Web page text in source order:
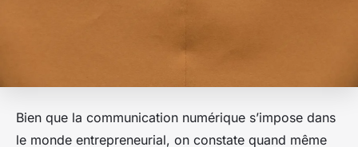
Bien que la communication numérique s’impose dans
le monde entrepreneurial, on constate quand même